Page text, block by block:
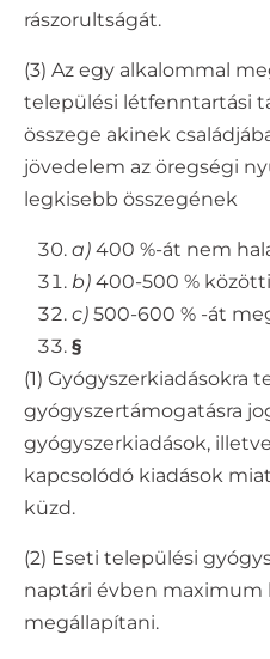
rászorultságát.
(3) Az egy alkalommal
települési létfenntartási
összege akinek
jövedelem az öregségi
legkisebb összegének
a) 400 %-át nem
b) 400-500 %
c) 500-600 % -át
§
(1)
gyógyszertámogatásra
gyógyszerkiadások,
kapcsolódó kiadások
küzd.
(2) Eseti települési
naptári évben
megállapítani.